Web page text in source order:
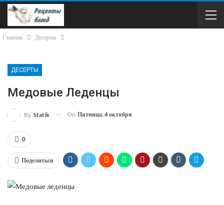
Главная Десерты
ДЕСЕРТЫ
Медовые Леденцы
By Statik On Пятница, 4 октября
0
Поделиться